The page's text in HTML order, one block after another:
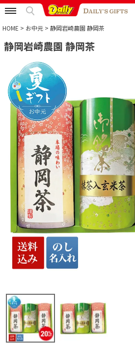
特集から選ぶ
予算から選ぶ
カテゴリから選ぶ
贈る相手から選ぶ
HOME お中元 静岡岩崎農園 静岡茶
静岡岩崎農園 静岡茶